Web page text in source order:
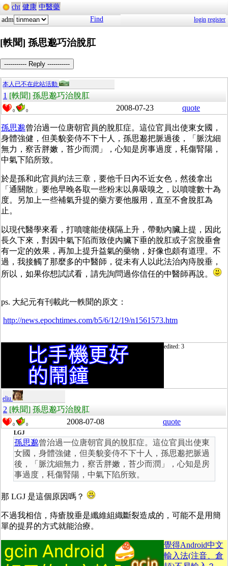
cht 健康 中醫藥
adm
Find login register
[軼聞] 孫思邈巧治脫肛
----------- Reply -----------
本人已不在此站活動
1 [軼聞] 孫思邈巧治脫肛
0 0 2008-07-23 quote
孫思邈曾治過一位唐朝官員的脫肛症。這位官員出使東女國，
身體強健，但美貌妾侍不下十人，孫思邈把脈過後，「脈沈細
無力，察舌胖嫩，苔少而潤」，心知是房事過度，秏傷腎陽，
中氣下陷所致。
於是孫和此官員約法三章，要他千日內不近女色，然後拿出
「通關散」要他早晚各取一些粉末以鼻吸嗅之，以噴嚏數十為
度。另加上一些補氣升提的藥方要他服用，直至不會脫肛為
止。
以現代醫學來看，打噴嚏能使橫隔上升，帶動內臟上提，因此
長久下來，對因中氣下陷而致使內臟下垂的脫肛或子宮脫垂會
有一定的效果，再加上提升益氣的藥物，好像也頗有道理。不
過，我接觸了那麼多的中醫師，從未有人以此法治內痔脫垂，
所以，如果你想試試看，請先詢問過你信任的中醫師再說。
ps. 大紀元有刊載此一軼聞的原文：
http://news.epochtimes.com/b5/6/12/19/n1561573.htm
edited: 3
eliu
2 [軼聞] 孫思邈巧治脫肛
0 0 2008-07-08 quote
LGJ
孫思邈曾治過一位唐朝官員的脫肛症。這位官員出使東
女國，身體強健，但美貌妾侍不下十人，孫思邈把脈過
後，「脈沈細無力，察舌胖嫩，苔少而潤」，心知是房
事過度，秏傷腎陽，中氣下陷所致。
那 LGJ 是這個原因嗎？
不過我相信，痔瘡脫垂是纖維組織斷裂造成的，可能不是用簡
單的提昇的方式就能治療。
覺得Android中文
輸入法(注音、倉